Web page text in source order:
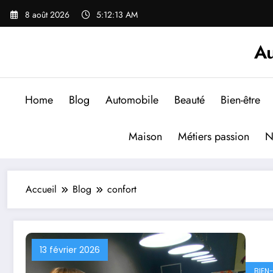
Aller
8 août 2026 5:12:14 AM
Home Blog Automobile Beauté Bien-être
Maison Métiers passion
Accueil Blog confort
13 février 2026